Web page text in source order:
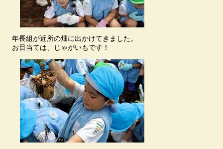
年長組が近所の畑に出かけてきました。
お目当ては、じゃがいもです！